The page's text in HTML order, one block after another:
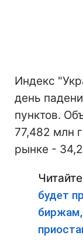
Индекс
день
пунктов.
77,482 млн
рынке -
будет
биржам,